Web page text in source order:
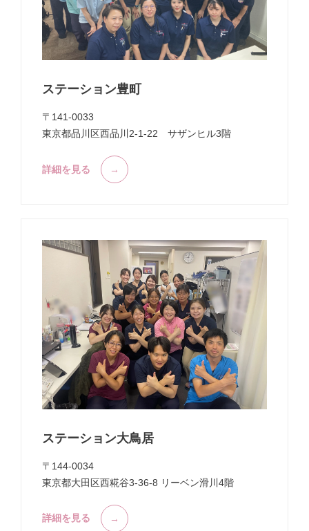
ステーション豊町
〒141-0033
東京都品川区西品川2-1-22 サザンヒル3階
詳細を見る
ステーション大鳥居
〒144-0034
東京都大田区西糀谷3-36-8 リーベン滑川4階
詳細を見る